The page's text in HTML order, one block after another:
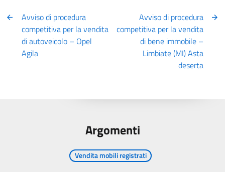
Avviso di procedura
competitiva per la vendita
di autoveicolo – Opel
Agila
Avviso di procedura
competitiva per la vendita
di bene immobile –
Limbiate (MI) Asta
deserta
Argomenti
Vendita mobili registrati